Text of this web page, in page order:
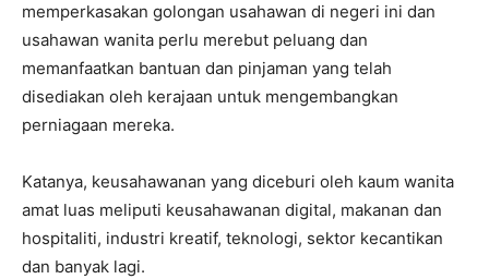
memperkasakan golongan usahawan di negeri ini dan
usahawan wanita perlu merebut peluang dan
memanfaatkan bantuan dan pinjaman yang telah
disediakan oleh kerajaan untuk mengembangkan
perniagaan mereka.
Katanya, keusahawanan yang diceburi oleh kaum wanita
amat luas meliputi keusahawanan digital, makanan dan
hospitaliti, industri kreatif, teknologi, sektor kecantikan
dan banyak lagi.